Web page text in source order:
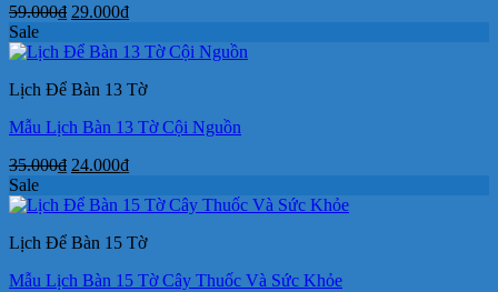
59.000₫ Giá
là:
29.000₫Giá
tại
29.000₫.
Sale
Lịch Để Bàn 13 Tờ
Mẫu Lịch Bàn 13 Tờ Cội Nguồn
35.000₫ Giá
là:
24.000₫Giá
tại
24.000₫.
Sale
Lịch Để Bàn 15 Tờ
Mẫu Lịch Bàn 15 Tờ Cây Thuốc Và Sức Khỏe